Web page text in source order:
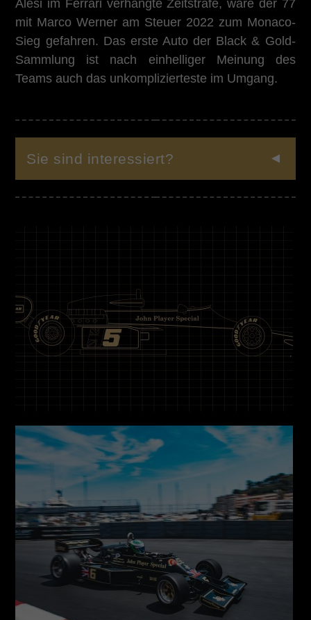
Alesi im Ferrari verhängte Zeitstrafe, wäre der 77
mit Marco Werner am Steuer 2022 zum Monaco-
Sieg gefahren. Das erste Auto der Black & Gold-
Sammlung ist nach einhelliger Meinung des
Teams auch das unkomplizierteste im Umgang.
Sie sind interessiert?